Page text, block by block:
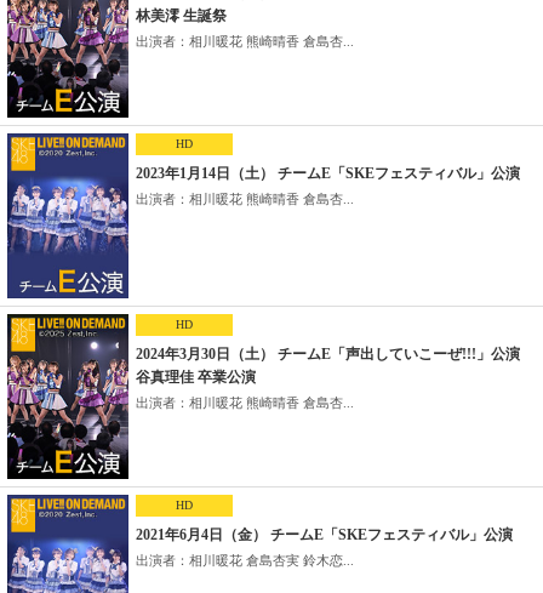
林美澪 生誕祭
出演者：相川暖花 熊崎晴香 倉島杏...
HD
2023年1月14日（土） チームE「SKEフェスティバル」公演
出演者：相川暖花 熊崎晴香 倉島杏...
HD
2024年3月30日（土） チームE「声出していこーぜ!!!」公演
谷真理佳 卒業公演
出演者：相川暖花 熊崎晴香 倉島杏...
HD
2021年6月4日（金） チームE「SKEフェスティバル」公演
出演者：相川暖花 倉島杏実 鈴木恋...